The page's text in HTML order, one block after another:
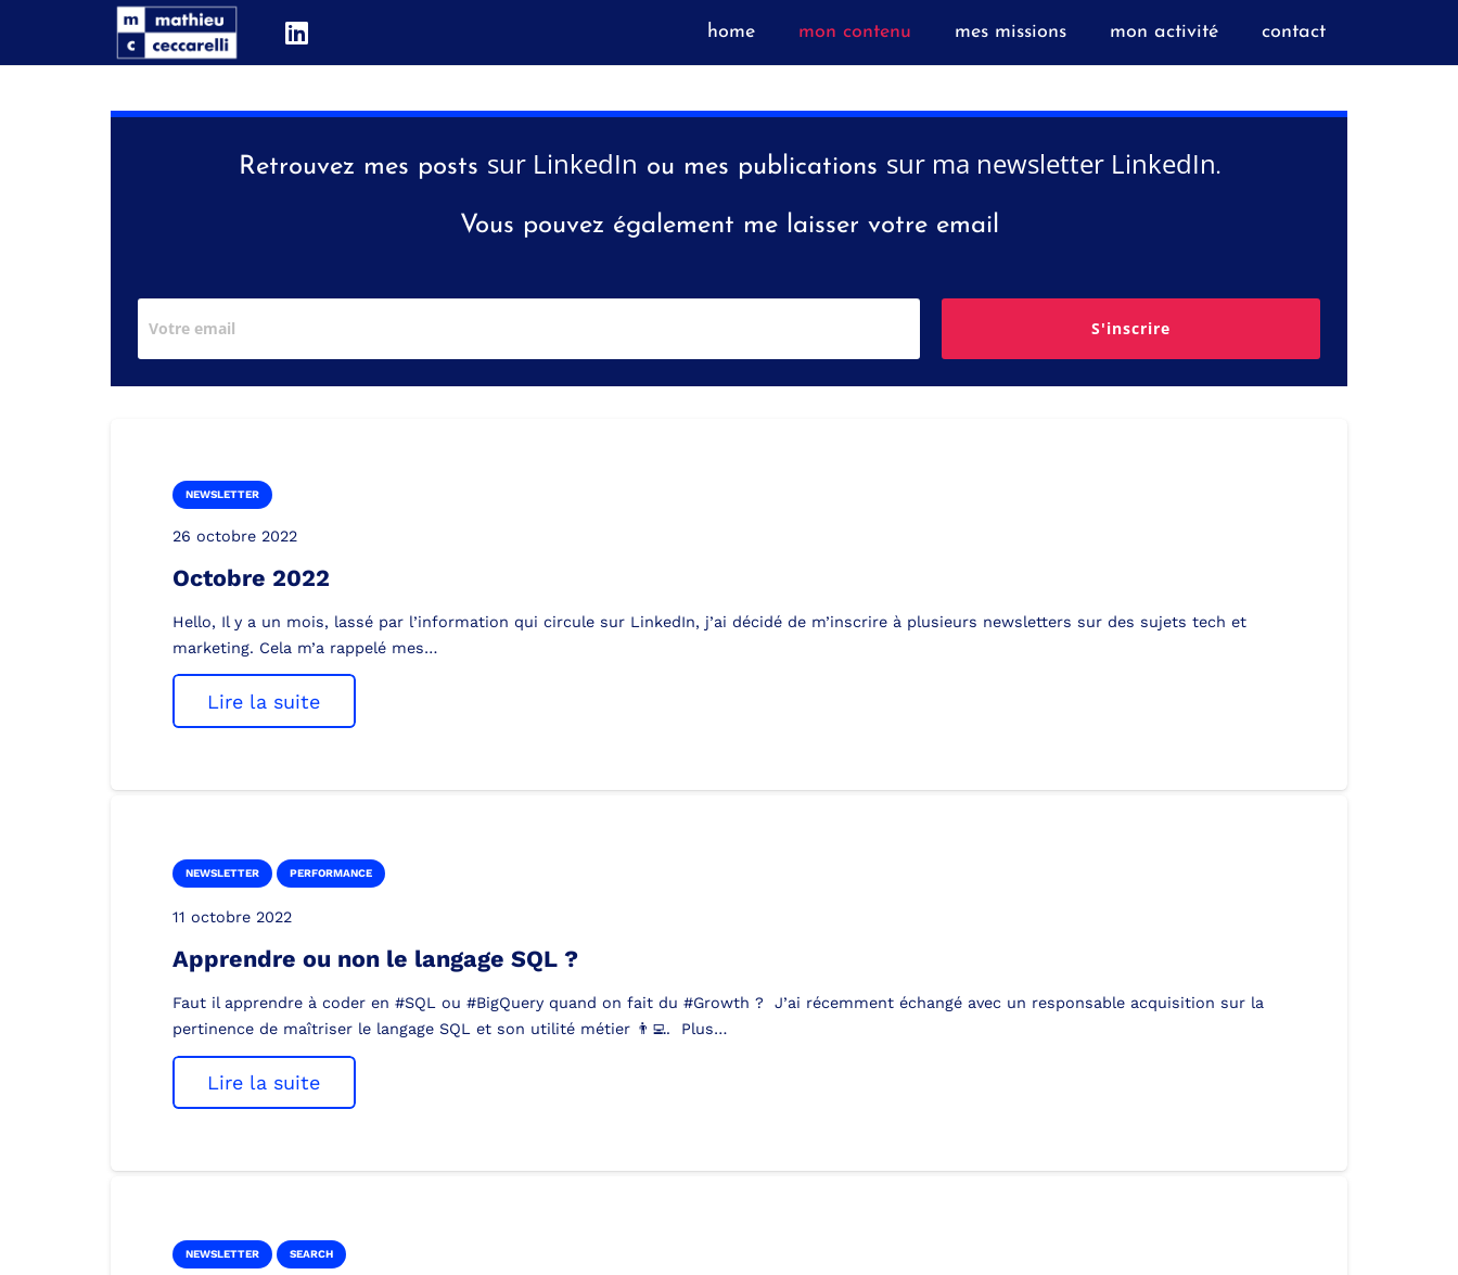
home mon contenu mes missions mon activité contact
Retrouvez mes posts sur LinkedIn ou mes publications sur ma newsletter LinkedIn.
Vous pouvez également me laisser votre email
S'inscrire
NEWSLETTER
26 octobre 2022
Octobre 2022
Hello, Il y a un mois, lassé par l’information qui circule sur LinkedIn, j’ai décidé de m’inscrire à plusieurs newsletters sur des sujets tech et
marketing. Cela m’a rappelé mes…
Lire la suite
NEWSLETTER PERFORMANCE
11 octobre 2022
Apprendre ou non le langage SQL ?
Faut il apprendre à coder en #SQL ou #BigQuery quand on fait du #Growth ? J’ai récemment échangé avec un responsable acquisition sur la
pertinence de maîtriser le langage SQL et son utilité métier 👨‍💻. Plus…
Lire la suite
NEWSLETTER SEARCH